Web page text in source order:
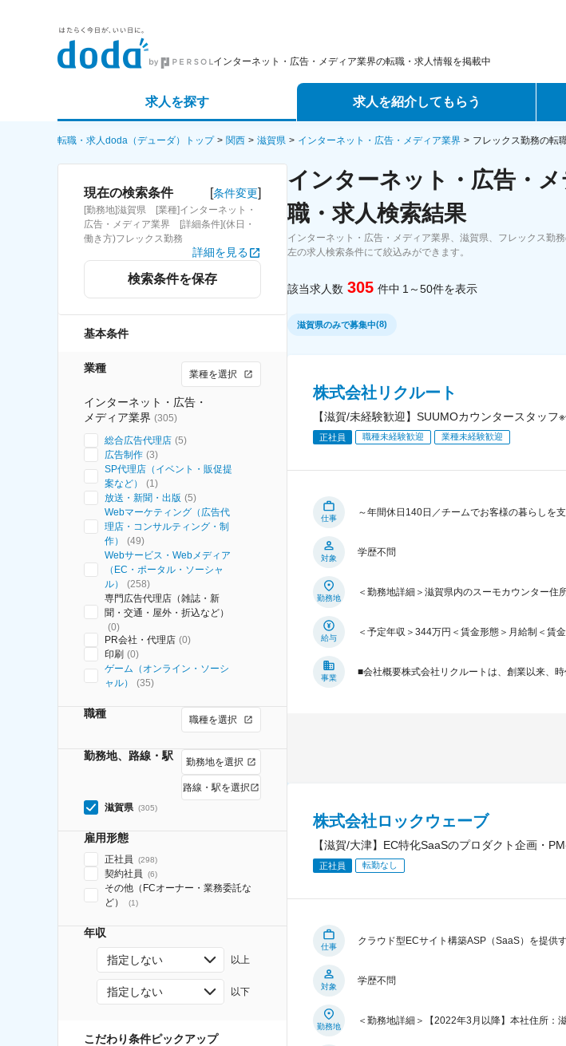
インターネット・広告・メディア業界の転職・求人情報を掲載中
求人を探す
詳細条件から探す
求人特集から探す
求人を紹介してもらう
エージェントサービス
スカウトサービス
パートナーエージェントサービス
転
デ
転職・求人doda（デューダ）トップ 関西 滋賀県 インターネット・広告・メディア業界 フレックス勤務の転
現在の検索条件 [条件変更]
[勤務地]滋賀県 [業種]インターネット・
広告・メディア業界 [詳細条件](休日・
働き方)フレックス勤務
詳細を見る
検索条件を保存
基本条件
業種 業種を選択
インターネット・広告・
メディア業界 (305)
総合広告代理店 (5)
広告制作 (3)
SP代理店（イベント・販促提
案など）
(1)
放送・新聞・出版 (5)
Webマーケティング（広告代
理店・コンサルティング・制
作）
(49)
Webサービス・Webメディア
（EC・ポータル・ソーシャ
ル）
(258)
専門広告代理店（雑誌・新
聞・交通・屋外・折込など）
(0)
PR会社・代理店 (0)
印刷 (0)
ゲーム（オンライン・ソーシ
ャル）
(35)
職種 職種を選択
勤務地、路線・駅 勤務地を選択
路線・駅を選択
滋賀県 (305)
雇用形態
正社員 (298)
契約社員 (6)
その他（FCオーナー・業務委託な
ど）
(1)
年収
指定しない 以上
指定しない 以下
こだわり条件ピックアップ
インターネット・広告・
職・求人検索結果
インターネット・広告・メディア業界、滋賀県、フレックス勤
左の求人検索条件にて絞込みができます。
該当求人数 305 件中 1～50件を表示
滋賀県のみで募集中(8)
株式会社リクルート
【滋賀/未経験歓迎】SUUMOカウンタースタッ
正社員 職種未経験歓迎 業種未経験歓迎
仕事
～年間休日140日／チームでお客様の暮らし
対象
学歴不問
勤務地
＜勤務地詳細＞滋賀県内のスーモカウンター
給与
＜予定年収＞344万円＜賃金形態＞月給制＜賃
事業
■会社概要株式会社リクルートは、創業以来、
株式会社ロックウェーブ
【滋賀/大津】EC特化SaaSのプロダクト企画・
正社員 転勤なし
仕事
クラウド型ECサイト構築ASP（SaaS）を提供
対象
学歴不問
勤務地
＜勤務地詳細＞【2022年3月以降】本社住所：